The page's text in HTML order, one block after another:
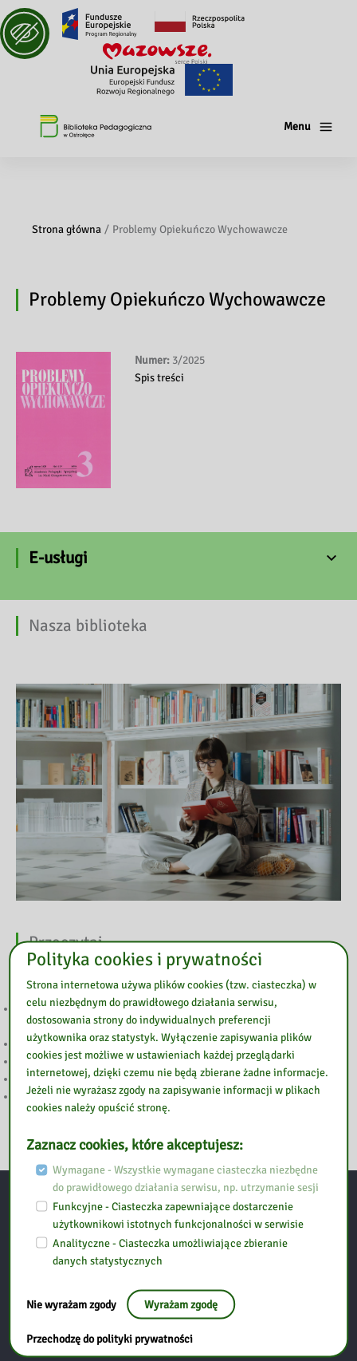
Menu
Strona główna Problemy Opiekuńczo Wychowawcze
Problemy Opiekuńczo Wychowawcze
Numer: 3/2025
Spis treści
E-usługi
Nasza biblioteka
Przeczytaj
„LETNIE GRANIE” PONOWNIE W GOŁOTCZYŹNIE. DWA DNI MUZYKI,
KINA I RODZINNEJ ZABAWY
SIERPNIOWE KODY DO LEGIMI i EMPIK GO
Głosowanie w 7. edycji Budżetu Obywatelskiego Mazowsza
WAKACJI Z BIBLIOTEKĄ CIĄG DALSZY
WAKACJE Z BIBLIOTEKĄ
Kontakt
Biblioteka Pedagogiczna w Ostrołęce
ul. Piłsudskiego 38
Polityka cookies i prywatności
Strona internetowa używa plików cookies (tzw. ciasteczka) w
celu niezbędnym do prawidłowego działania serwisu,
dostosowania strony do indywidualnych preferencji
użytkownika oraz statystyk. Wyłączenie zapisywania plików
cookies jest możliwe w ustawieniach każdej przeglądarki
internetowej, dzięki czemu nie będą zbierane żadne informacje.
Jeżeli nie wyrażasz zgody na zapisywanie informacji w plikach
cookies należy opuścić stronę.
Zaznacz cookies, które akceptujesz:
Wymagane - Wszystkie wymagane ciasteczka niezbędne
do prawidłowego działania serwisu, np. utrzymanie sesji
Funkcyjne - Ciasteczka zapewniające dostarczenie
użytkownikowi istotnych funkcjonalności w serwisie
Analityczne - Ciasteczka umożliwiające zbieranie
danych statystycznych
Nie wyrażam zgody Wyrażam zgodę
Przechodzę do polityki prywatności